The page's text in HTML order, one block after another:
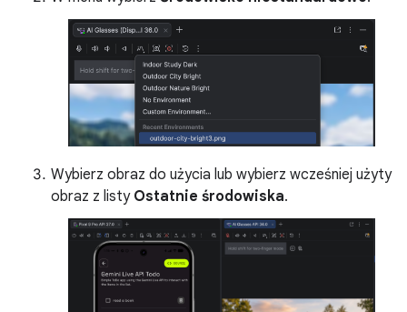
Wybierz obraz do użycia lub wybierz wcześniej użyty
obraz z listy Ostatnie środowiska.